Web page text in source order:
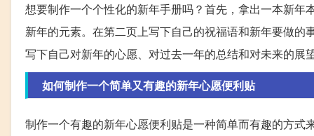
想要制作一个个性化的新年手册吗？首先，拿出一本新
新年的元素。在第二页上写下自己的祝福语和新年要做
写下自己对新年的心愿、对过去一年的总结和对未来的展
如何制作一个简单又有趣的新年心愿便利贴
制作一个有趣的新年心愿便利贴是一种简单而有趣的方